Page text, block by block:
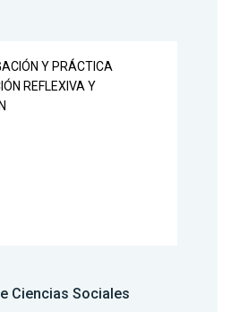
Y PRÁCTICA
REFLEXIVA Y
Ciencias Sociales